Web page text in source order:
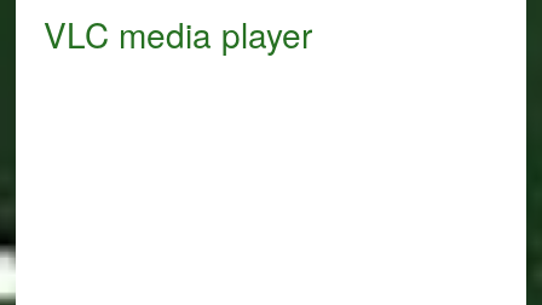
VLC media player